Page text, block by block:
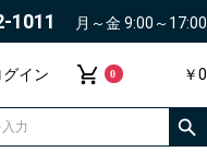
1011 月～金 9:00～17:00
グイン 0 ￥0